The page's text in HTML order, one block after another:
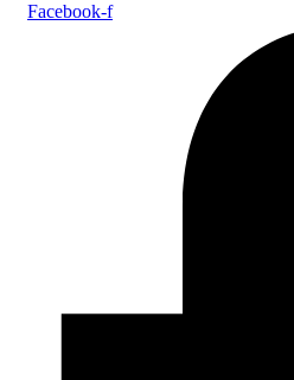
Facebook-f